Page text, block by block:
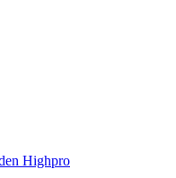
Highpro